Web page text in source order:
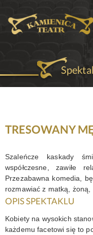
O TEATRZE
BILETY
PARTNERZY
OFERTA
TRESOWANY
Szaleńcze kaskady
współczesne, zawiłe
Przezabawna komedia,
rozmawiać z matką, żoną,
OPIS SPEKTAKLU
Kobiety na wysokich
każdemu facetowi się to